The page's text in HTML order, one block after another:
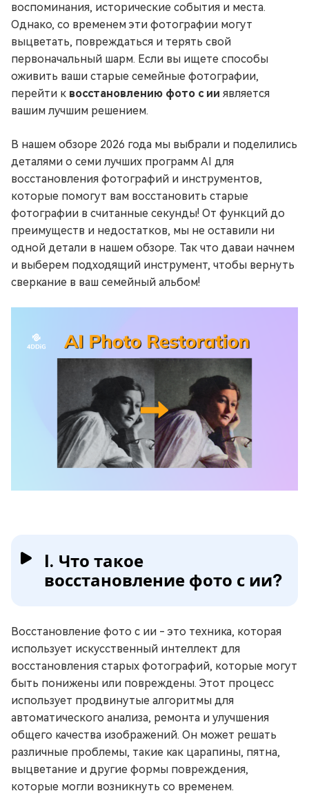
воспоминания, исторические события и места.
Однако, со временем эти фотографии могут
выцветать, повреждаться и терять свой
первоначальный шарм. Если вы ищете способы
оживить ваши старые семейные фотографии,
перейти к восстановлению фото с ии является
вашим лучшим решением.
В нашем обзоре 2026 года мы выбрали и поделились
деталями о семи лучших программ AI для
восстановления фотографий и инструментов,
которые помогут вам восстановить старые
фотографии в считанные секунды! От функций до
преимуществ и недостатков, мы не оставили ни
одной детали в нашем обзоре. Так что даваи начнем
и выберем подходящий инструмент, чтобы вернуть
сверкание в ваш семейный альбом!
I. Что такое
восстановление фото с ии?
Восстановление фото с ии - это техника, которая
использует искусственный интеллект для
восстановления старых фотографий, которые могут
быть понижены или повреждены. Этот процесс
использует продвинутые алгоритмы для
автоматического анализа, ремонта и улучшения
общего качества изображений. Он может решать
различные проблемы, такие как царапины, пятна,
выцветание и другие формы повреждения,
которые могли возникнуть со временем.